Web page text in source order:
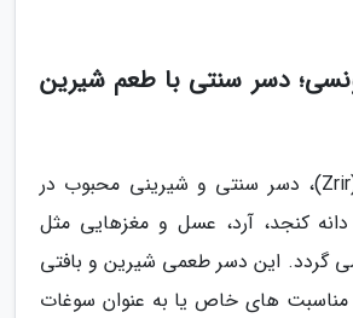
دسر سنتی با طعم شیرین
حلوا ترک تونسی (Zrir)، دسر سنتی و شیرینی محبوب در
کنجد، آرد، عسل و مغزهایی مثل
می گردد. این دسر طعمی شیرین و بافتی
مناسبت های خاص یا به عنوان سوغات